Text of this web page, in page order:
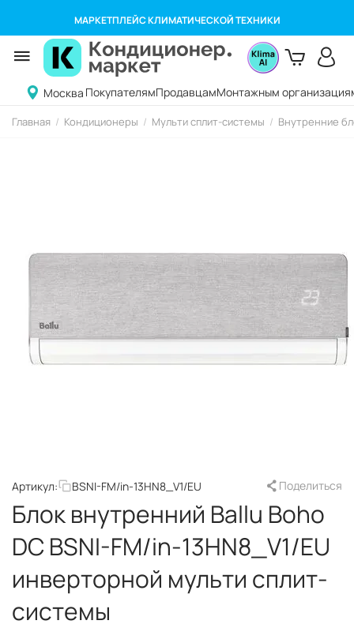
МАРКЕТПЛЕЙС КЛИМАТИЧЕСКОЙ ТЕХНИКИ
Москва ПокупателямПродавцамМонтажным
Главная / Кондиционеры / Мульти сплит-системы / Внутренние
Артикул: BSNI-FM/in-13HN8_V1/EU Поделиться
Блок внутренний Ballu Boho
DС BSNI-FM/in-13HN8_V1/EU
инверторной мульти сплит-
системы